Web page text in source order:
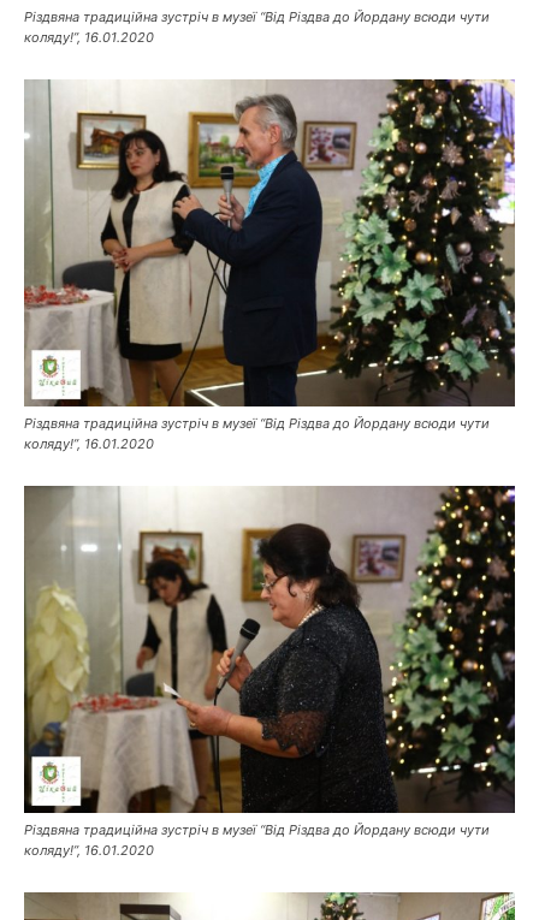
Різдвяна традиційна зустріч в музеї “Від Різдва до Йордану всюди чути
коляду!”, 16.01.2020
Різдвяна традиційна зустріч в музеї “Від Різдва до Йордану всюди чути
коляду!”, 16.01.2020
Різдвяна традиційна зустріч в музеї “Від Різдва до Йордану всюди чути
коляду!”, 16.01.2020